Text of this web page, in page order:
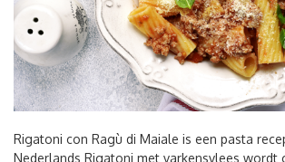
Rigatoni con Ragù di Maiale is een pasta
Nederlands Rigatoni met varkensvlees wordt